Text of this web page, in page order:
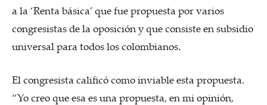
a la ‘Renta básica’ que fue propuesta por varios
congresistas de la oposición y que consiste en subsidio
universal para todos los colombianos.
El congresista calificó como inviable esta propuesta.
“Yo creo que esa es una propuesta, en mi opinión,